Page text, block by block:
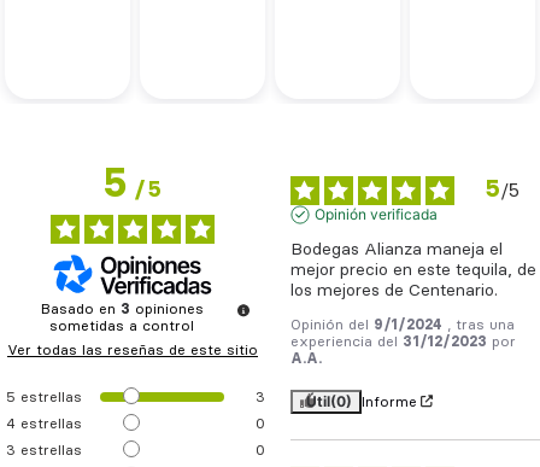
5/5
Basado en 3 opiniones
sometidas a control
Ver todas las reseñas de este sitio
5 estrellas
3
4 estrellas
0
3 estrellas
0
5/5
Opinión verificada
Bodegas Alianza maneja el
mejor precio en este tequila, de
los mejores de Centenario.
Opinión del 9/1/2024
, tras una
experiencia del 31/12/2023 por
A.A.
Útil(0) Informe